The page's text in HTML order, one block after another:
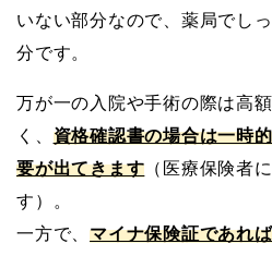
いない部分なので、薬局でし
分です。
万が一の入院や手術の際は高
く、 資格確認書の場合は一時
要が出てきます （医療保険者
す）。
一方で、マイナ保険証であれ